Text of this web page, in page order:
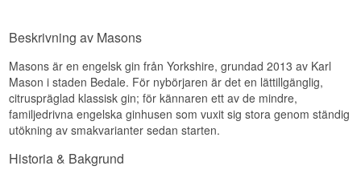
Beskrivning av Masons
Masons är en engelsk gin från Yorkshire, grundad 2013 av Karl
Mason i staden Bedale. För nybörjaren är det en lättillgänglig,
citruspräglad klassisk gin; för kännaren ett av de mindre,
familjedrivna engelska ginhusen som vuxit sig stora genom ständig
utökning av smakvarianter sedan starten.
Historia & Bakgrund